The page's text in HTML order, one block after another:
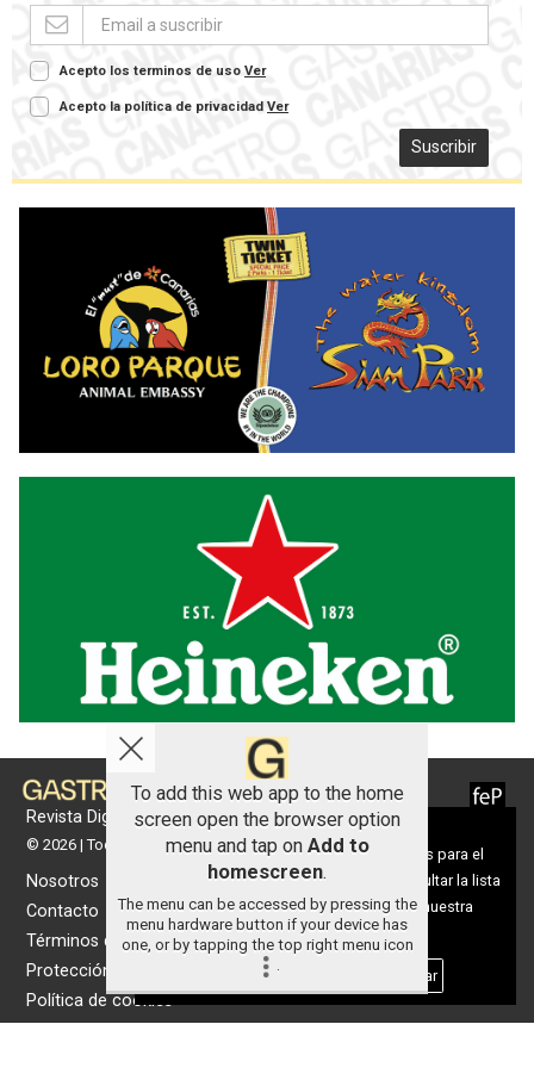
Acepto los terminos de uso Ver
Acepto la política de privacidad Ver
Suscribir
Revista Digital de gastronomía
© 2026 | Todos los derechos reservados
Nosotros
Contacto
Términos de uso
Protección de datos
Política de cookies
To add this web app to the home
screen open the browser option
menu and tap on Add to
homescreen.
The menu can be accessed by pressing the
menu hardware button if your device has
one, or by tapping the top right menu icon
.
Aviso sobre el Uso de cookies:
Utilizamos cookies nuestras y de terceros para el
funcionamiento del digital. Puedes consultar la lista
de cookies y como desconectarlas. Ver nuestra
Política de Privacidad y Cookies
Aceptar Cookies Personalizar